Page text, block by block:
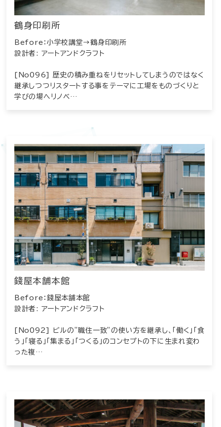
鶴身印刷所
Before：小学校講堂→鶴身印刷所
設計者: アートアンドクラフト
[No096] 歴史の積み重ねをリセットしてしまうのではなく
継承しつつリスタートする事をテーマに工場をものづくりと
学びの場へリノベ…
錢屋本舗本館
Before：錢屋本舗本館
設計者: アートアンドクラフト
[No092] ビルの”職住一致”の使い方を継承し、「働く」「食
う」「寝る」「集まる」「つくる」のコンセプトの下に生まれ変わ
った複…